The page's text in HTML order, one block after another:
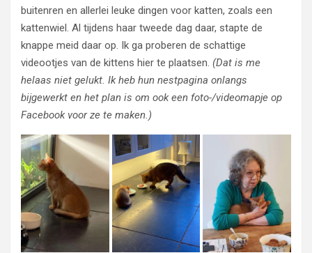
buitenren en allerlei leuke dingen voor katten, zoals een
kattenwiel. Al tijdens haar tweede dag daar, stapte de
knappe meid daar op. Ik ga proberen de schattige
videootjes van de kittens hier te plaatsen. (Dat is me
helaas niet gelukt. Ik heb hun nestpagina onlangs
bijgewerkt en het plan is om ook een foto-/videomapje op
Facebook voor ze te maken.)